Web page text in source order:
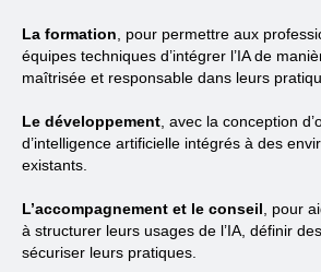
La formation , pour permettre aux
équipes techniques d’intégrer l’IA de
maîtrisée et responsable dans leurs
Le développement , avec la conception
d’intelligence artificielle intégrés à des
existants.
L’accompagnement et le conseil , pour
à structurer leurs usages de l’IA, définir
sécuriser leurs pratiques.